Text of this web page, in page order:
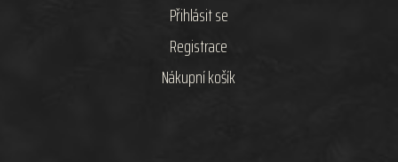
Přihlásit se
Registrace
Nákupní košík